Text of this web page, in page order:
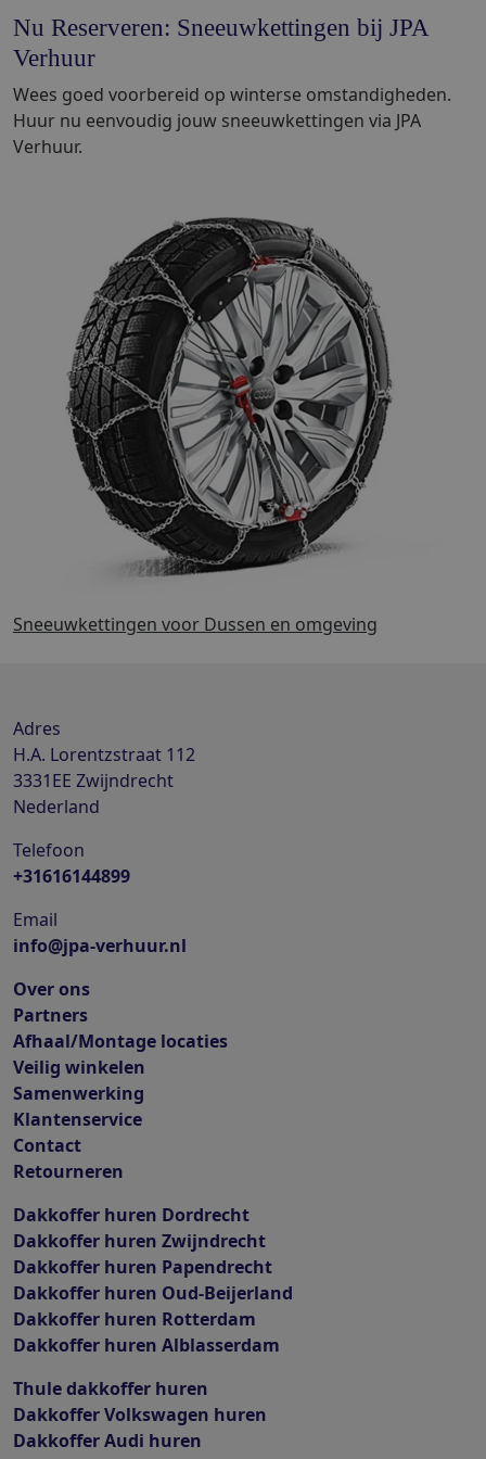
Nu Reserveren: Sneeuwkettingen bij JPA
Verhuur
Wees goed voorbereid op winterse omstandigheden.
Huur nu eenvoudig jouw sneeuwkettingen via JPA
Verhuur.
Sneeuwkettingen voor Dussen en omgeving
Adres
H.A. Lorentzstraat 112
3331EE Zwijndrecht
Nederland
Telefoon
+31616144899
Email
info@jpa-verhuur.nl
Over ons
Partners
Afhaal/Montage locaties
Veilig winkelen
Samenwerking
Klantenservice
Contact
Retourneren
Dakkoffer huren Dordrecht
Dakkoffer huren Zwijndrecht
Dakkoffer huren Papendrecht
Dakkoffer huren Oud-Beijerland
Dakkoffer huren Rotterdam
Dakkoffer huren Alblasserdam
Thule dakkoffer huren
Dakkoffer Volkswagen huren
Dakkoffer Audi huren